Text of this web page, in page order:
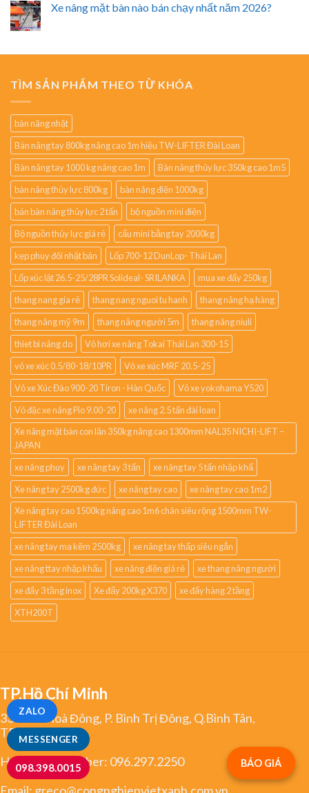
MESSENGER
ZALO
098.398.0015
Xe nâng mặt bàn nào bán chạy nhất năm 2026?
TÌM SẢN PHẨM THEO TỪ KHÓA
bàn nâng nhật
Bàn nâng tay 800kg nâng cao 1m hiệu TW-LIFTER Đài Loan
Bàn nâng tay 1000 kg nâng cao 1m
Bàn nâng thủy lực 350kg cao 1m5
bàn nâng thủy lực 800kg
bàn nâng điện 1000kg
bán bàn nâng thủy lực 2 tấn
bộ nguồn mini điện
Bộ nguồn thủy lực giá rẻ
cẩu mini bằng tay 2000kg
kẹp phuy đôi nhật bản
Lốp 700-12 DunLop- Thái Lan
Lốp xúc lật 26.5-25/28PR Solideal- SRILANKA
mua xe đẩy 250kg
thang nang gia rẻ
thang nang nguoi tu hanh
thang nâng hạ hàng
thang nâng mỹ 9m
thang nâng người 5m
thang nâng niuli
thiet bi nâng do
Vỏ hơi xe nâng Tokai Thái Lan 300-15
vỏ xe xúc 0.5/80-18/10PR
Vỏ xe xúc MRF 20.5-25
Vỏ xe Xúc Đào 900-20 Tiron - Hàn Quốc
Vỏ xe yokohama Y520
Vỏ đặc xe nâng Pio 9.00-20
xe nâng 2.5 tấn đài loan
Xe nâng mặt bàn con lăn 350kg nâng cao 1300mm NAL35 NICHI-LIFT –
JAPAN
xe nâng phuy
xe nâng tay 3 tấn
xe nâng tay 5 tấn nhập khẩ
Xe nâng tay 2500kg đức
xe nâng tay cao
xe nâng tay cao 1m2
Xe nâng tay cao 1500kg nâng cao 1m6 chân siêu rộng 1500mm TW-
LIFTER Đài Loan
xe nâng tay mạ kẽm 2500kg
xe nâng tay thấp siêu ngắn
xe nâng ttay nhập khẩu
xe nâng điện giá rẻ
xe thang nâng người
xe đẩy 3 tầng inox
Xe đẩy 200kg X370
xe đẩy hàng 2 tầng
XTH200T
TP.Hồ Chí Minh
334 Tân Hoà Đông, P. Bình Trị Đông, Q.Bình Tân,
TP.HCM
Hotline/Zalo/Viber: 096.297.2250
BÁO GIÁ